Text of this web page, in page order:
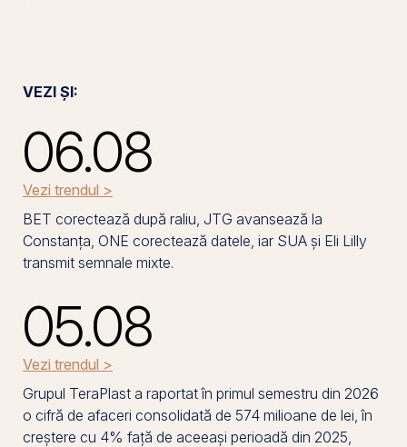
VEZI ȘI:
06.08
Vezi trendul >
BET corectează după raliu, JTG avansează la
Constanța, ONE corectează datele, iar SUA și Eli Lilly
transmit semnale mixte.
05.08
Vezi trendul >
Grupul TeraPlast a raportat în primul semestru din 2026
o cifră de afaceri consolidată de 574 milioane de lei, în
creștere cu 4% față de aceeași perioadă din 2025,